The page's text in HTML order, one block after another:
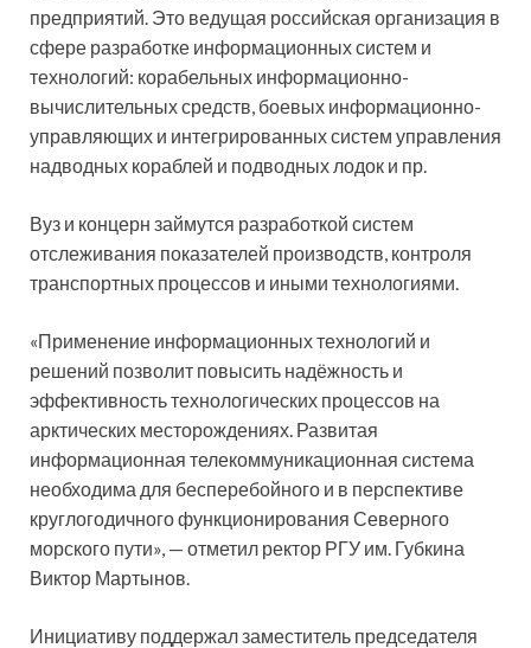
предприятий. Это ведущая российская организация в
сфере разработке информационных систем и
технологий: корабельных информационно-
вычислительных средств, боевых информационно-
управляющих и интегрированных систем управления
надводных кораблей и подводных лодок и пр.
Вуз и концерн займутся разработкой систем
отслеживания показателей производств, контроля
транспортных процессов и иными технологиями.
«Применение информационных технологий и
решений позволит повысить надёжность и
эффективность технологических процессов на
арктических месторождениях. Развитая
информационная телекоммуникационная система
необходима для бесперебойного и в перспективе
круглогодичного функционирования Северного
морского пути», — отметил ректор РГУ им. Губкина
Виктор Мартынов.
Инициативу поддержал заместитель председателя